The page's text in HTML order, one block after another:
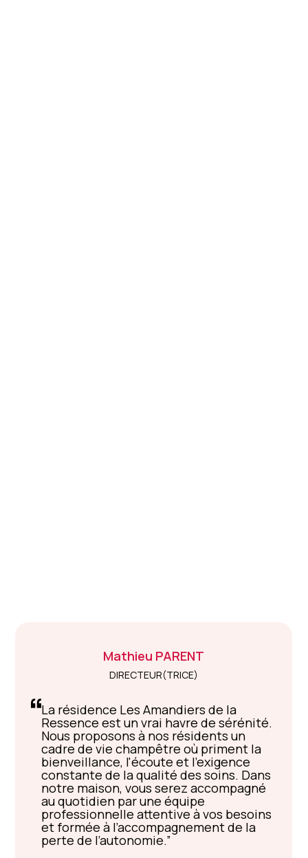
Mathieu PARENT
DIRECTEUR(TRICE)
La résidence Les Amandiers de la
Ressence est un vrai havre de sérénité.
Nous proposons à nos résidents un
cadre de vie champêtre où priment la
bienveillance, l'écoute et l'exigence
constante de la qualité des soins. Dans
notre maison, vous serez accompagné
au quotidien par une équipe
professionnelle attentive à vos besoins
et formée à l’accompagnement de la
perte de l’autonomie.